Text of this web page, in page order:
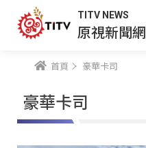
TITV NEWS
原視新聞網
首頁 豪華卡司
豪華卡司